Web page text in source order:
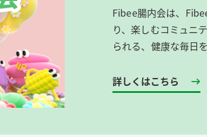
Fibee腸内会は、​
り、楽しむコミュニ
られる、健康な毎日
詳しくはこちら